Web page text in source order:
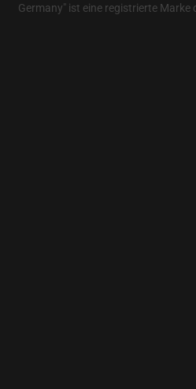
Germany" ist eine registrierte Marke